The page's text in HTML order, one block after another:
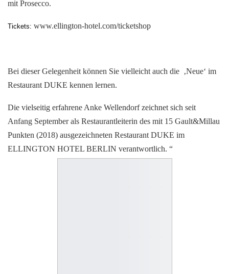
mit Prosecco.
Tickets: www.ellington-hotel.com/ticketshop
Bei dieser Gelegenheit können Sie vielleicht auch die ‚Neue‘ im
Restaurant DUKE kennen lernen.
Die vielseitig erfahrene Anke Wellendorf zeichnet sich seit
Anfang September als Restaurantleiterin des mit 15 Gault&Millau
Punkten (2018) ausgezeichneten Restaurant DUKE im
ELLINGTON HOTEL BERLIN verantwortlich. “